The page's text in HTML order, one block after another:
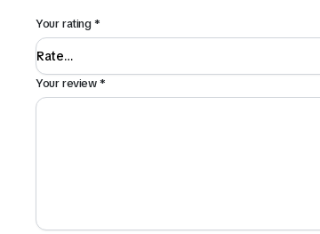
Your rating*
Your review*